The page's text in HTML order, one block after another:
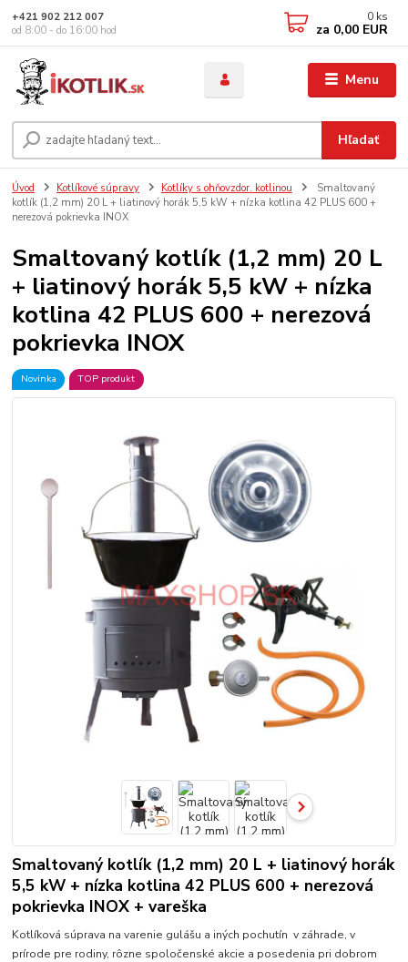
Menu
Hľadať
+421 902 212 007
od 8:00 - do 16:00 hod
0 ks
za 0,00 EUR
Úvod Kotlíkové súpravy Kotlíky s ohňovzdor. kotlinou
Smaltovaný
kotlík (1,2 mm) 20 L + liatinový horák 5,5 kW + nízka kotlina 42 PLUS 600 +
nerezová pokrievka INOX
Smaltovaný kotlík (1,2 mm) 20 L
+ liatinový horák 5,5 kW + nízka
kotlina 42 PLUS 600 + nerezová
pokrievka INOX
Novinka TOP produkt
Smaltovaný kotlík (1,2 mm) 20 L + liatinový horák
5,5 kW + nízka kotlina 42 PLUS 600 + nerezová
pokrievka INOX + vareška
Kotlíková súprava na varenie gulášu a iných pochutín v záhrade, v
prírode pre rodiny, rôzne spoločenské akcie a posedenia pri dobrom